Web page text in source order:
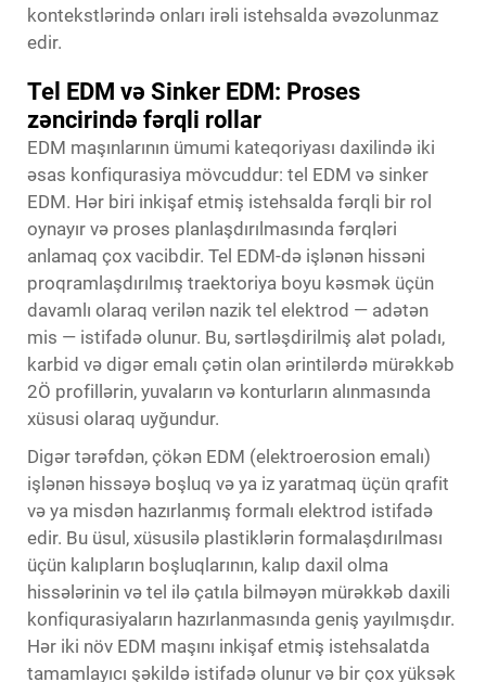
kontekstlərində onları irəli istehsalda əvəzolunmaz
edir.
Tel EDM və Sinker EDM: Proses
zəncirində fərqli rollar
EDM maşınlarının ümumi kateqoriyası daxilində iki
əsas konfiqurasiya mövcuddur: tel EDM və sinker
EDM. Hər biri inkişaf etmiş istehsalda fərqli bir rol
oynayır və proses planlaşdırılmasında fərqləri
anlamaq çox vacibdir. Tel EDM-də işlənən hissəni
proqramlaşdırılmış traektoriya boyu kəsmək üçün
davamlı olaraq verilən nazik tel elektrod — adətən
mis — istifadə olunur. Bu, sərtləşdirilmiş alət poladı,
karbid və digər emalı çətin olan ərintilərdə mürəkkəb
2Ö profillərin, yuvaların və konturların alınmasında
xüsusi olaraq uyğundur.
Digər tərəfdən, çökən EDM (elektroerosion emalı)
işlənən hissəyə boşluq və ya iz yaratmaq üçün qrafit
və ya misdən hazırlanmış formalı elektrod istifadə
edir. Bu üsul, xüsusilə plastiklərin formalaşdırılması
üçün kalıpların boşluqlarının, kalıp daxil olma
hissələrinin və tel ilə çatıla bilməyən mürəkkəb daxili
konfiqurasiyaların hazırlanmasında geniş yayılmışdır.
Hər iki növ EDM maşını inkişaf etmiş istehsalatda
tamamlayıcı şəkildə istifadə olunur və bir çox yüksək